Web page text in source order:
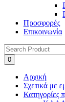
Προσφορές
Επικοινωνία
0
Αρχική
Σχετικά με
Κατηγορίες